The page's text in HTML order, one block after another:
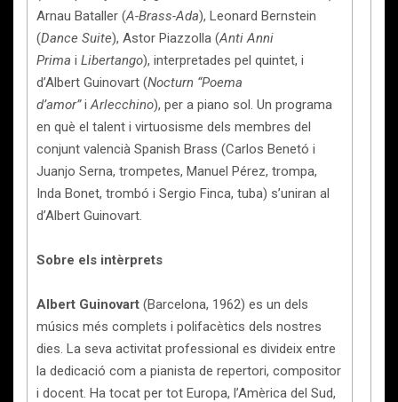
Arnau Bataller (A-Brass-Ada), Leonard Bernstein
(Dance Suite), Astor Piazzolla (Anti Anni
Prima i Libertango), interpretades pel quintet, i
d’Albert Guinovart (Nocturn “Poema
d’amor”iArlecchino), per a piano sol. Un programa
en què el talent i virtuosisme dels membres del
conjunt valencià Spanish Brass (Carlos Benetó i
Juanjo Serna, trompetes, Manuel Pérez, trompa,
Inda Bonet, trombó i Sergio Finca, tuba) s’uniran al
d’Albert Guinovart.
Sobre els intèrprets
Albert Guinovart (Barcelona, 1962) es un dels
músics més complets i polifacètics dels nostres
dies. La seva activitat professional es divideix entre
la dedicació com a pianista de repertori, compositor
i docent. Ha tocat per tot Europa, l’Amèrica del Sud,